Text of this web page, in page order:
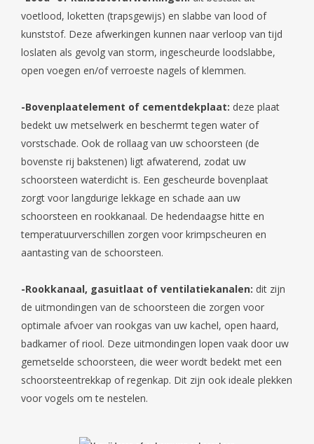
voetlood, loketten (trapsgewijs) en slabbe van lood of
kunststof. Deze afwerkingen kunnen naar verloop van tijd
loslaten als gevolg van storm, ingescheurde loodslabbe,
open voegen en/of verroeste nagels of klemmen.
-Bovenplaatelement of cementdekplaat: deze plaat
bedekt uw metselwerk en beschermt tegen water of
vorstschade. Ook de rollaag van uw schoorsteen (de
bovenste rij bakstenen) ligt afwaterend, zodat uw
schoorsteen waterdicht is. Een gescheurde bovenplaat
zorgt voor langdurige lekkage en schade aan uw
schoorsteen en rookkanaal. De hedendaagse hitte en
temperatuurverschillen zorgen voor krimpscheuren en
aantasting van de schoorsteen.
-Rookkanaal, gasuitlaat of ventilatiekanalen: dit zijn
de uitmondingen van de schoorsteen die zorgen voor
optimale afvoer van rookgas van uw kachel, open haard,
badkamer of riool. Deze uitmondingen lopen vaak door uw
gemetselde schoorsteen, die weer wordt bedekt met een
schoorsteentrekkap of regenkap. Dit zijn ook ideale plekken
voor vogels om te nestelen.